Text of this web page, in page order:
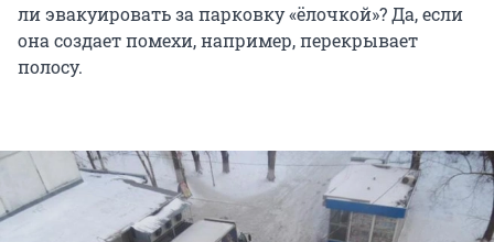
ли эвакуировать за парковку «ёлочкой»? Да, если
она создает помехи, например, перекрывает
полосу.